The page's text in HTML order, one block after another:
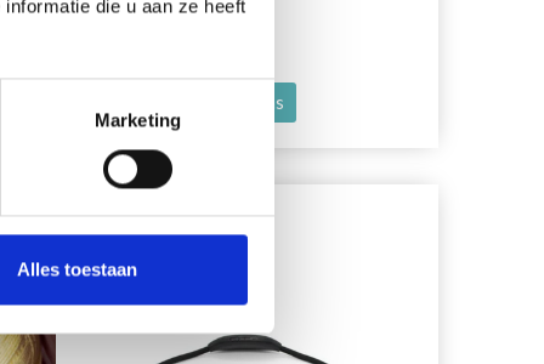
die u aan ze heeft
Marketing
Alles toestaan
EUR 1.95 EUR 2.80
Voir toutes les options